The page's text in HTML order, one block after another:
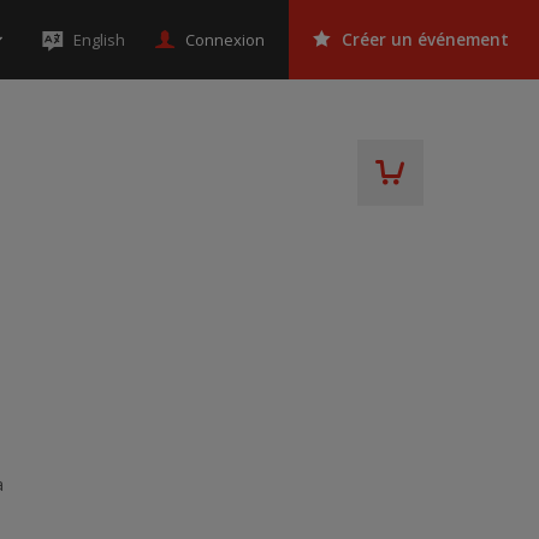
English Connexion Créer un événement